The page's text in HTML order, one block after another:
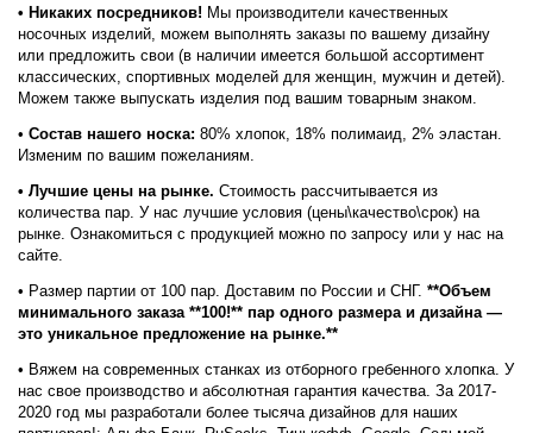
• Никаких посредников! Мы производители качественных
носочных изделий, можем выполнять заказы по вашему дизайну
или предложить свои (в наличии имеется большой ассортимент
классических, спортивных моделей для женщин, мужчин и детей).
Можем также выпускать изделия под вашим товарным знаком.
•Состав нашего носка: 80% хлопок, 18% полимаид, 2% эластан.
Изменим по вашим пожеланиям.
• Лучшие цены на рынке. Стоимость рассчитывается из
количества пар. У нас лучшие условия (цены\качество\срок) на
рынке. Ознакомиться с продукцией можно по запросу или у нас на
сайте.
• Размер партии от 100 пар. Доставим по России и СНГ.**Объем
минимального заказа **100!** пар одного размера и дизайна —
это уникальное предложение на рынке.**
• Вяжем на современных станках из отборного гребенного хлопка. У
нас свое производство и абсолютная гарантия качества. За 2017-
2020 год мы разработали более тысяча дизайнов для наших